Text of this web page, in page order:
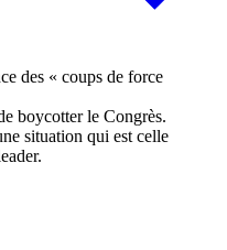
boycotter le Congrès.
situation qui est celle